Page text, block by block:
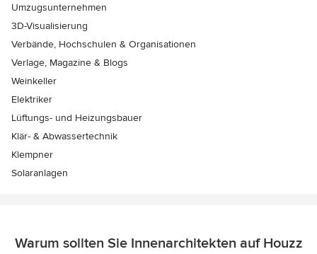
Umzugsunternehmen
3D-Visualisierung
Verbände, Hochschulen & Organisationen
Verlage, Magazine & Blogs
Weinkeller
Elektriker
Lüftungs- und Heizungsbauer
Klär- & Abwassertechnik
Klempner
Solaranlagen
Warum sollten Sie Innenarchitekten auf Houzz